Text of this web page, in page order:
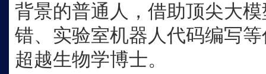
背景的普通人，借助顶尖大
错、实验室机器人代码编写
超越生物学博士。